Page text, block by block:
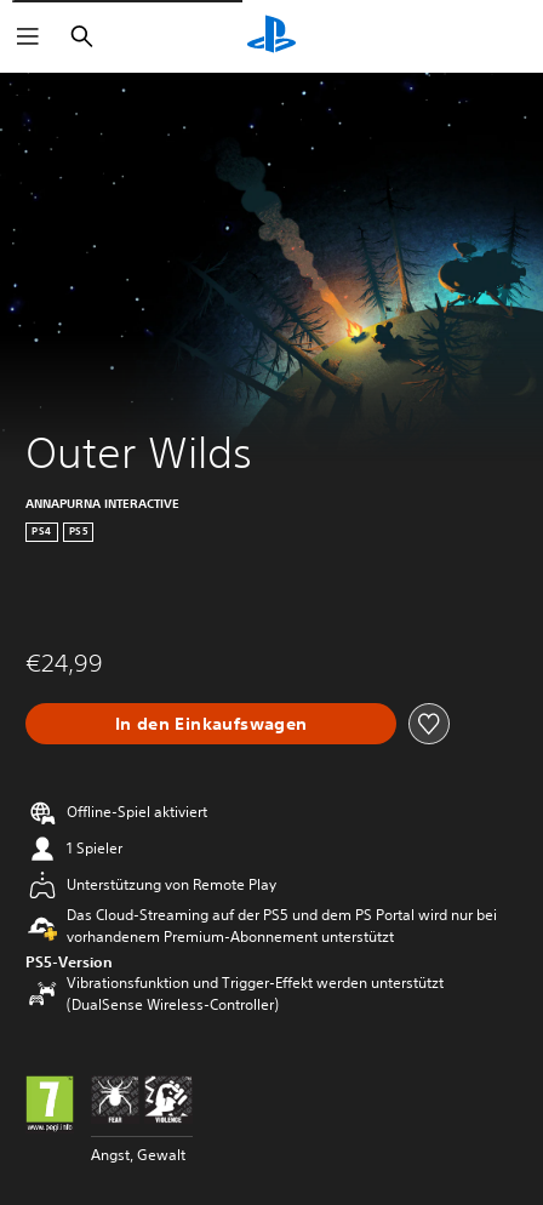
Suchen
Outer Wilds
ANNAPURNA INTERACTIVE
PS4 PS5
€24,99
In den Einkaufswagen
Offline-Spiel aktiviert
1 Spieler
Unterstützung von Remote Play
Das Cloud-Streaming auf der PS5 und dem PS Portal wird nur bei
vorhandenem Premium-Abonnement unterstützt
PS5-Version
Vibrationsfunktion und Trigger-Effekt werden unterstützt
(DualSense Wireless-Controller)
Angst, Gewalt